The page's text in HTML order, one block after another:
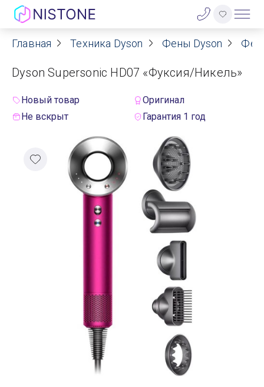
Акции
О нас
Договор оферты
Реквизиты
Контакты
Доставка
Самовывоз
Главная Техника Dyson Фены Dyson Фен
Dyson Supersonic HD07 «Фуксия/Никель»
Новый товар
Оригинал
Не вскрыт
Гарантия 1 год